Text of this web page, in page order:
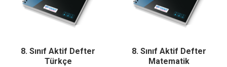
8. Sınıf Aktif Defter
Türkçe
8. Sınıf Aktif Defter
Matematik